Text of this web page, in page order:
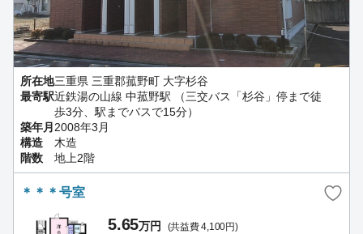
所在地三重県 三重郡菰野町 大字杉谷
最寄駅近鉄湯の山線 中菰野駅 （三交バス「杉谷」停まで徒
歩3分、駅までバスで15分）
築年月 2008年3月
構造
木造
階数
地上2階
＊＊＊号室
5.65万円 (共益費 4,100円)